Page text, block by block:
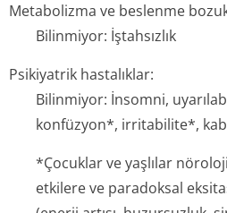
Metabolizma ve beslenme
Bilinmiyor: İştahsızlık
Psikiyatrik hastalıklar:
Bilinmiyor: İnsomni,
konfüzyon*, irritabilite*,
*Çocuklar ve yaşlılar
etkilere ve paradoksal